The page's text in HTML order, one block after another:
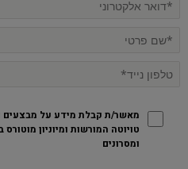
מאשר/ת קבלת מידע על מבצעים
טויוטה המורשות ומיוניון
ומסרונים